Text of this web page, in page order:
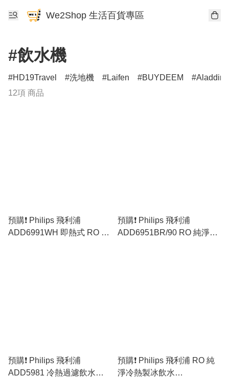
We2Shop 生活百貨專區
#飲水機
HD19Travel 洗地機 Laifen BUYDEEM
Aladdin
12項 商品
預購❗️ Philips 飛利浦
ADD6991WH 即熱式 RO 純
預購❗️ Philips 飛利浦
ADD6951BR/90 RO 純淨冷
預購❗️ Philips 飛利浦
ADD5981 冷熱過濾飲水機
預購❗️ Philips 飛利浦 RO 純
淨冷熱製冰飲水